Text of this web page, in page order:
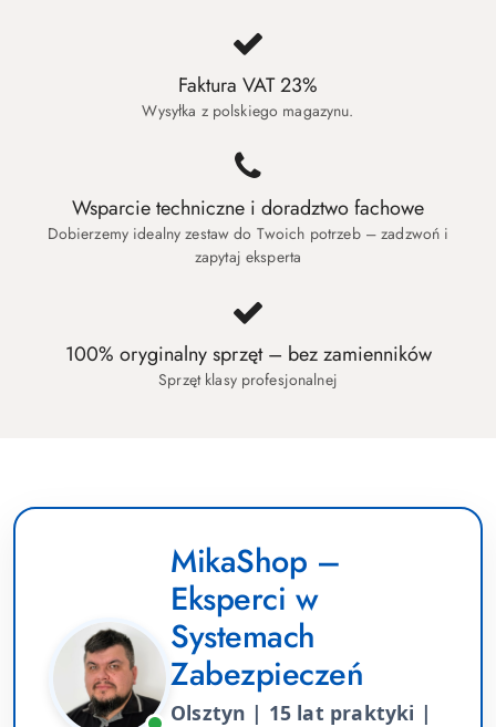
Faktura VAT 23%
Wysyłka z polskiego magazynu.
Wsparcie techniczne i doradztwo fachowe
Dobierzemy idealny zestaw do Twoich potrzeb – zadzwoń i
zapytaj eksperta
100% oryginalny sprzęt – bez zamienników
Sprzęt klasy profesjonalnej
MikaShop –
Eksperci w
Systemach
Zabezpieczeń
Olsztyn | 15 lat praktyki |